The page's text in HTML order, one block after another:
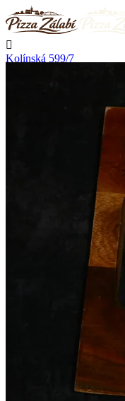

Kolínská 599/7
Začíná rozvážet v 10:30